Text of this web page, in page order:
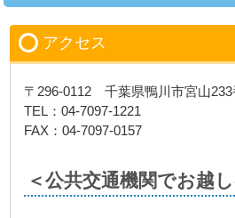
アクセス
〒296-0112 千葉県鴨川市宮山233
TEL：04-7097-1221
FAX：04-7097-0157
＜公共交通機関でお越